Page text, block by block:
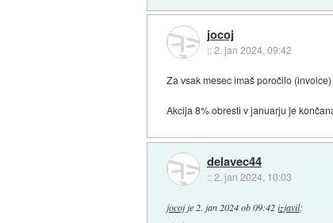
jocoj
::2. jan 2024, 09:42
Za vsak mesec imaš poročilo
Akcija 8% obresti v januarju je
delavec44
::2. jan 2024, 10:03
jocojje 2. jan 2024 ob 09:42 izjavil: